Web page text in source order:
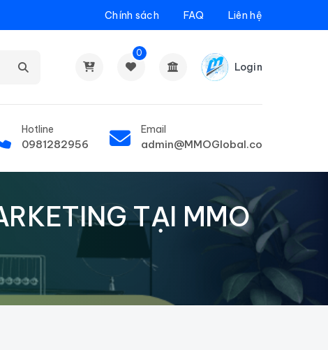
Chính sách FAQ Liên hệ
0
Login
Hotline
0981282956
Email
admin@MMOGlobal.co
TẠI MMO